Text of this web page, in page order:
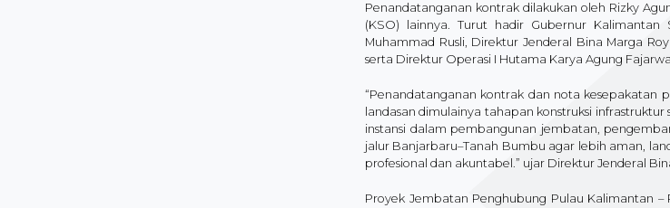
Penandatanganan kontrak dilakukan oleh Rizky
(KSO) lainnya. Turut hadir Gubernur
Muhammad Rusli, Direktur Jenderal Bina Marga
serta Direktur Operasi I Hutama Karya Agung
“Penandatanganan kontrak dan nota kesepakatan
landasan dimulainya tahapan konstruksi
instansi dalam pembangunan jembatan,
jalur Banjarbaru–Tanah Bumbu agar lebih aman,
profesional dan akuntabel.” ujar Direktur Jenderal
Proyek Jembatan Penghubung Pulau Kalimantan